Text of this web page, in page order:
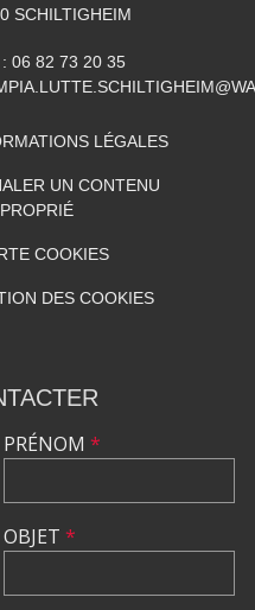
SCHILTIGHEIM
06 82 73 20 35
LÉGALES
UN CONTENU
COOKIES
DES COOKIES
PRÉNOM *
OBJET *